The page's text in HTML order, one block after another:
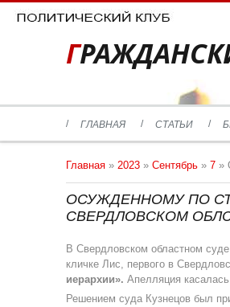
ГЛАВНАЯ СТАТЬИ
Главная » 2023 » Сентябрь » 7 »
ОСУЖДЕННОМУ ПО
СВЕРДЛОВСКОМ
В Свердловском областном
кличке Лис, первого в
иерархии». Апелляция
Решением суда Кузнецов был